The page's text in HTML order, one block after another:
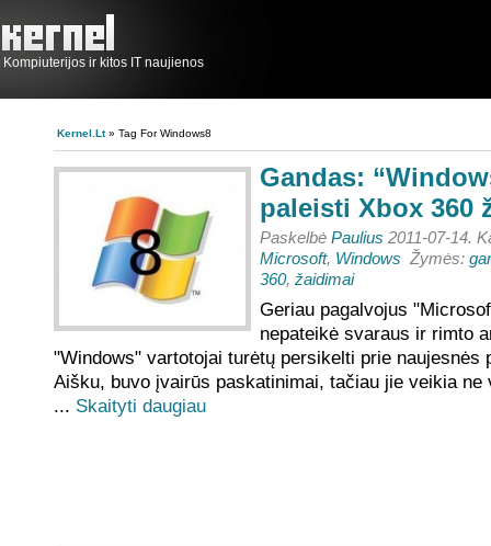
Kompiuterijos ir kitos IT naujienos
Kernel.lt» Tag For Windows8
Gandas:
paleisti Xbox 360
Paskelbė Paulius 2011-07-14.
Microsoft, Windows Žymės:
360, žaidimai
Geriau pagalvojus
nepateikė svaraus ir rimto
"Windows" vartotojai turėtų persikelti prie naujesnės
Aišku, buvo įvairūs paskatinimai, tačiau jie veikia ne
... Skaityti daugiau